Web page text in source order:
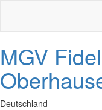
MGV
Deutschland